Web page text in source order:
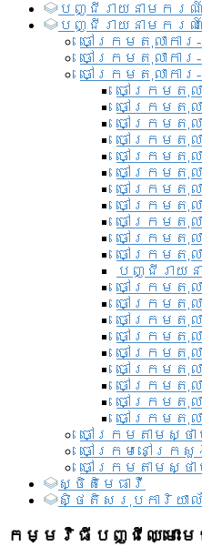
បញ្ជី​រាយ​នាមករណ៍
បញ្ជី​រាយ​នាមករណ៍​
ចៅក្រមតុលាកា
ចៅក្រមតុលាកា
ចៅក្រមតុលាកា
ចៅក្រមតុល
ចៅក្រមតុល
ចៅក្រមតុល
ចៅក្រមតុល
ចៅក្រមតុ
ចៅក្រមតុល
ចៅក្រមតុល
ចៅក្រមតុល
ចៅក្រមតុ
ចៅក្រមតុល
ចៅក្រមតុល
បញ្ជីរាយ
ចៅក្រមតុល
ចៅក្រមតុល
ចៅក្រមតុល
ចៅក្រមតុល
ចៅក្រមតុល
ចៅក្រមតុល
ចៅក្រមតុ
ចៅក្រមតុ
ចៅក្រមតុល
ចៅក្រមតាមស្ថ
ចៅក្រមនៅក្រ
ចៅក្រមតាមស្ថ
ស្ថិតិមេធាវី
សិ្ថតិសរុបការិយាល័
កម្មវិធីបញ្ជីឈ្មោះមេ